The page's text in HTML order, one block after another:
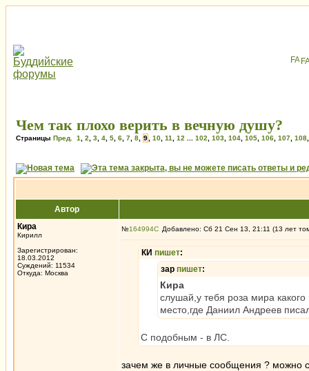
Чем так плохо верить в вечную душу?
Страницы Пред. 1 2 3 4 5 6 7 8 9 10 11 12 102 103 104 105 106 107 108
Автор
Кира
Кирилл
Зарегистрирован:
18.03.2012
Суждений: 11534
Откуда: Москва
№164994 Добавлено: Сб 21 Сен 13, 21:11 (13 лет
КИ пишет:
зар пишет:
Кира
слушай,у тебя роза мира
место,где Даниил Андреев
С подобным - в ЛС.
зачем же в личные сообщения ? можно